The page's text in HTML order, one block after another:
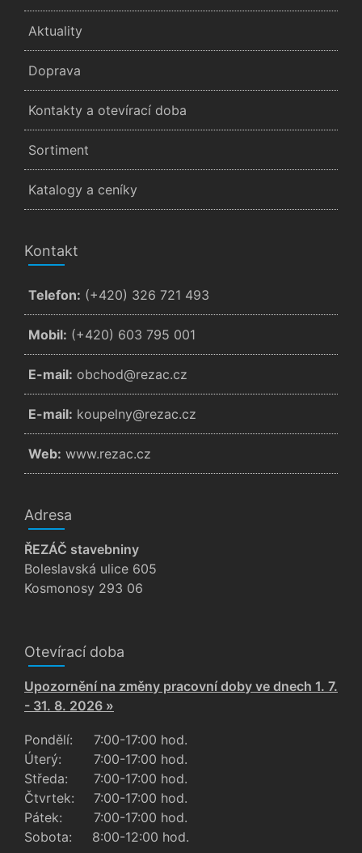
Aktuality
Doprava
Kontakty a otevírací doba
Sortiment
Katalogy a ceníky
Kontakt
Telefon: (+420) 326 721 493
Mobil: (+420) 603 795 001
E-mail: zc.cazer@dohcbo
E-mail: zc.cazer@ynlepuok
Web: www.rezac.cz
Adresa
ŘEZÁČ stavebniny
Boleslavská ulice 605
Kosmonosy 293 06
Otevírací doba
Upozornění na změny pracovní doby ve dnech 1. 7.
- 31. 8. 2026 »
Pondělí:
Úterý:
Středa:
Čtvrtek:
Pátek:
Sobota:
7:00-17:00 hod.
7:00-17:00 hod.
7:00-17:00 hod.
7:00-17:00 hod.
7:00-17:00 hod.
8:00-12:00 hod.